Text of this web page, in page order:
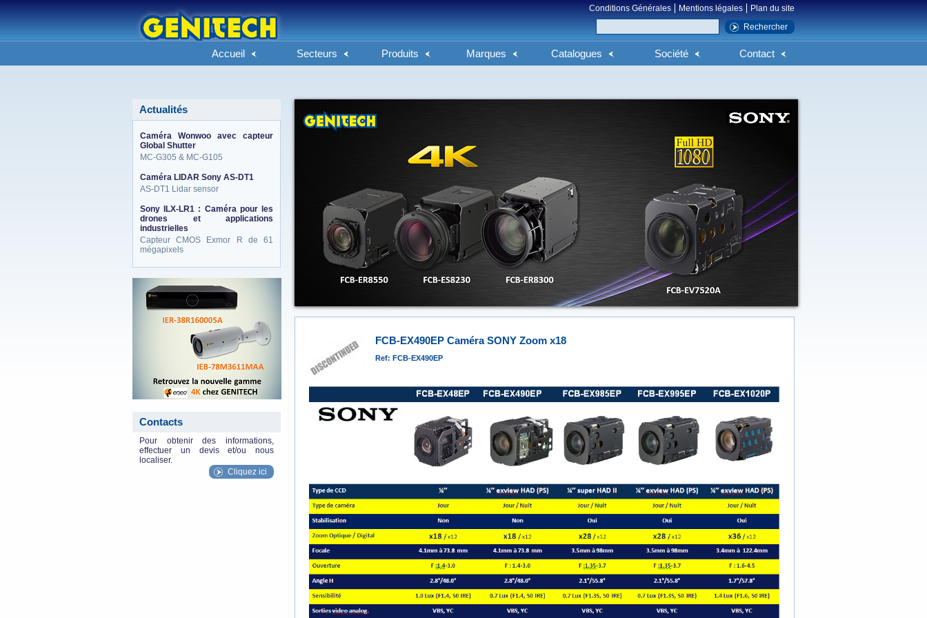
Conditions Générales Mentions légales Plan du site
Accueil Secteurs Produits Marques Catalogues Société Contact
Actualités
Caméra Wonwoo avec capteur
Global Shutter
MC-G305 & MC-G105
Caméra LIDAR Sony AS-DT1
AS-DT1 Lidar sensor
Sony ILX-LR1 : Caméra pour les
drones et applications
industrielles
Capteur CMOS Exmor R de 61
mégapixels
Contacts
Pour obtenir des informations,
effectuer un devis et/ou nous
localiser.
Cliquez ici
FCB-EX490EP Caméra SONY Zoom x18
Ref: FCB-EX490EP